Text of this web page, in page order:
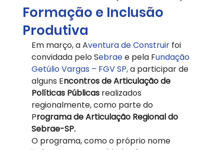
Formação e Inclusão
Produtiva
Em março, a Aventura de Construir foi
convidada pelo Sebrae e pela Fundação
Getúlio Vargas – FGV SP, a participar de
alguns Encontros de Articulação de
Políticas Públicas realizados
regionalmente, como parte do
Programa de Articulação Regional do
Sebrae-SP.
O programa, como o próprio nome